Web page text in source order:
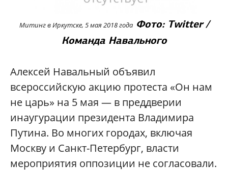
Митинг в Иркутске, 5 мая 2018 годаФото: Twitter /
Команда Навального
Алексей Навальный объявил
всероссийскую акцию протеста «Он нам
не царь» на 5 мая — в преддверии
инаугурации президента Владимира
Путина. Во многих городах, включая
Москву и Санкт-Петербург, власти
мероприятия оппозиции не согласовали.